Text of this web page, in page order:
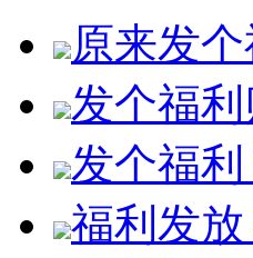
原来发
发个福
发个福
福利发